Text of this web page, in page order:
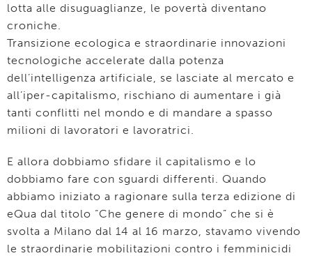
lotta alle disuguaglianze, le povertà diventano
croniche.
Transizione ecologica e straordinarie innovazioni
tecnologiche accelerate dalla potenza
dell’intelligenza artificiale, se lasciate al mercato e
all’iper-capitalismo, rischiano di aumentare i già
tanti conflitti nel mondo e di mandare a spasso
milioni di lavoratori e lavoratrici.
E allora dobbiamo sfidare il capitalismo e lo
dobbiamo fare con sguardi differenti. Quando
abbiamo iniziato a ragionare sulla terza edizione di
eQua dal titolo “Che genere di mondo” che si è
svolta a Milano dal 14 al 16 marzo, stavamo vivendo
le straordinarie mobilitazioni contro i femminicidi